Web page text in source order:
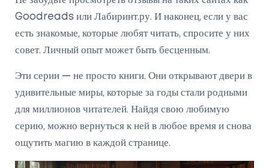
Goodreads или Лабиринт.ру. И наконец, если у вас
есть знакомые, которые любят читать, спросите у них
совет. Личный опыт может быть бесценным.
Эти серии — не просто книги. Они открывают двери в
удивительные миры, которые за годы стали родными
для миллионов читателей. Найдя свою любимую
серию, можно вернуться к ней в любое время и снова
ощутить магию в каждой странице.